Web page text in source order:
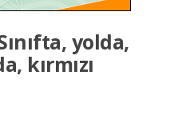
yolda,
kırmızı